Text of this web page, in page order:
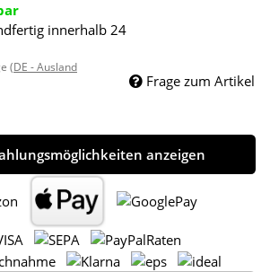
innerhalb 24
(DE - Ausland
Frage zum Artikel
anzeigen